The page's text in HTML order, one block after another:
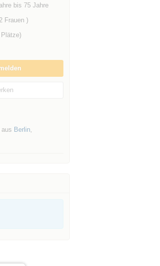
bis 75 Jahre
Frauen )
Berlin,